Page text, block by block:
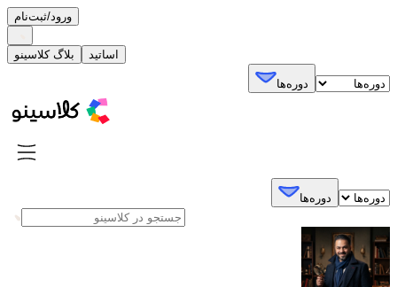
ورود/ثبت‌نام
بلاگ کلاسینو اساتید
دوره‌ها
دوره‌ها